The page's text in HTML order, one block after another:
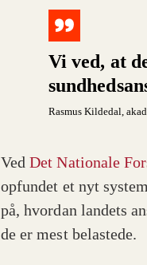
Vi ved, at
Rasmus Kildedal,
VedDet Nationale
opfundet et nyt
på, hvordan landets
de er mest belastede.